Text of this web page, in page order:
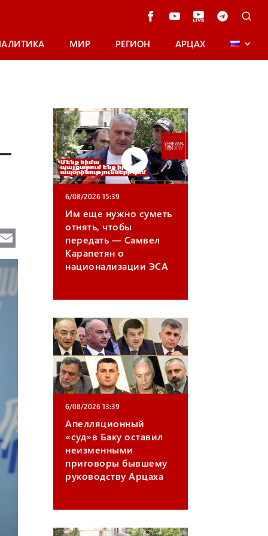
МИР РЕГИОН АРЦАХ
Te
m
ail
6/08/2026 15:39
Им еще нужно суметь
отнять, чтобы
передать — Самвел
Карапетян о
национализации ЭСА
6/08/2026 13:39
Апелляционный
«суд»в Баку оставил
неизменными
приговоры бывшему
руководству Арцаха